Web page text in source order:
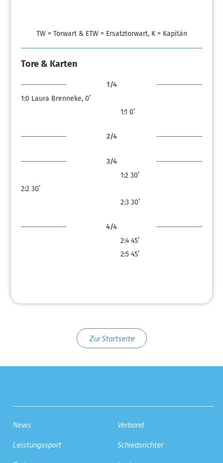
TW = Torwart & ETW = Ersatztorwart, K = Kapitän
Tore & Karten
1/4
1:0 Laura Brenneke, 0’
1:1 0’
2/4
3/4
1:2 30’
2:2 30’
2:3 30’
4/4
2:4 45’
2:5 45’
Zur Startseite
News
Leistungssport
Verband
Schiedsrichter